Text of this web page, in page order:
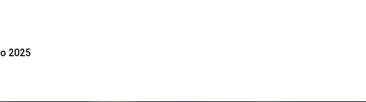
2025